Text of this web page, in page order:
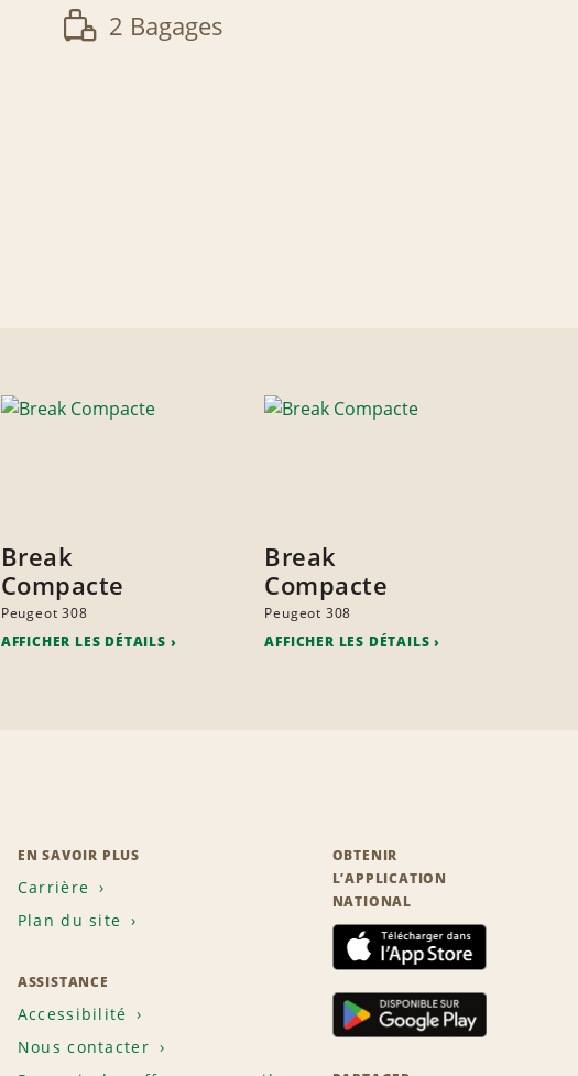
2 Bagages
Break
Compacte
Peugeot 308
AFFICHER LES DÉTAILS
Break
Compacte
Peugeot 308
AFFICHER LES DÉTAILS
EN SAVOIR PLUS
Carrière
Plan du site
ASSISTANCE
Accessibilité
Nous contacter
OBTENIR
L’APPLICATION
NATIONAL